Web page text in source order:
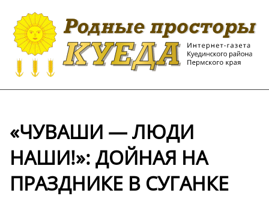
«ЧУВАШИ — ЛЮДИ
НАШИ!»: ДОЙНАЯ НА
ПРАЗДНИКЕ В СУГАНКЕ